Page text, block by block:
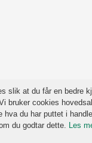
slik at du får en bedre
bruker cookies
hva du har puttet i
du godtar dette.
Les